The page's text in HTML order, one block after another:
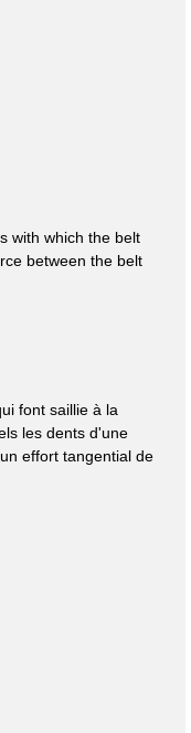
with which the belt
between the belt
font saillie à la
les dents d'une
effort tangential de